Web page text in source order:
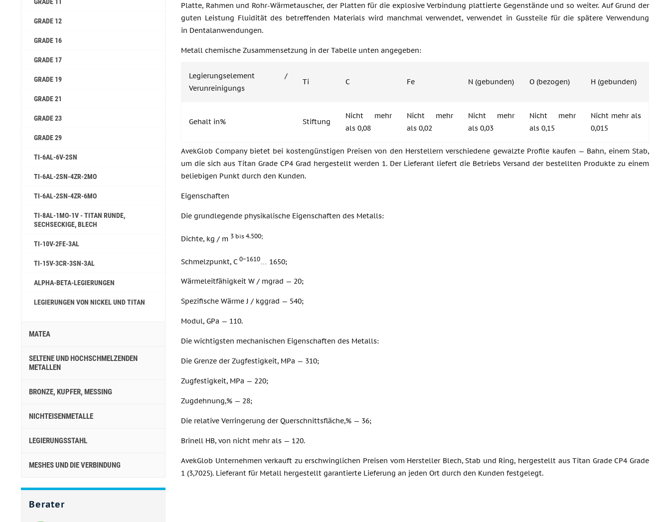
GRADE 12
GRADE 16
GRADE 17
GRADE 19
GRADE 21
GRADE 23
GRADE 29
TI-6AL-6V-2SN
TI-6AL-2SN-4ZR-2MO
TI-6AL-2SN-4ZR-6MO
TI-8AL-1MO-1V - TITAN RUNDE,
SECHSECKIGE, BLECH
TI-10V-2FE-3AL
TI-15V-3CR-3SN-3AL
ALPHA-BETA-LEGIERUNGEN
LEGIERUNGEN VON NICKEL UND TITAN
MATEA
SELTENE UND HOCHSCHMELZENDEN
METALLEN
BRONZE, KUPFER, MESSING
NICHTEISENMETALLE
LEGIERUNGSSTAHL
MESHES UND DIE VERBINDUNG
Berater
Platte, Rahmen und Rohr-Wärmetauscher, der Platten für die explosive Verbindung plattierte Gegenstände und so weiter. Auf Grund der
guten Leistung Fluidität des betreffenden Materials wird manchmal verwendet, verwendet in Gussteile für die spätere Verwendung
in Dentalanwendungen.
Metall chemische Zusammensetzung in der Tabelle unten angegeben:
Legierungselement /
Verunreinigungs
Ti C Fe N (gebunden) O (bezogen) H (gebunden)
Gehalt in% Stiftung
Nicht mehr
als 0,08
Nicht mehr
als 0,02
Nicht mehr
als 0,03
Nicht mehr
als 0,15
Nicht mehr als
0,015
AvekGlob Company bietet bei kostengünstigen Preisen von den Herstellern verschiedene gewalzte Profile kaufen — Bahn, einem Stab,
um die sich aus Titan Grade CP4 Grad hergestellt werden 1. Der Lieferant liefert die Betriebs Versand der bestellten Produkte zu einem
beliebigen Punkt durch den Kunden.
Eigenschaften
Die grundlegende physikalische Eigenschaften des Metalls:
Dichte, kg / m 3 bis 4.500;
Schmelzpunkt, C 0−1610 … 1650;
Wärmeleitfähigkeit W / mgrad — 20;
Spezifische Wärme J / kggrad — 540;
Modul, GPa — 110.
Die wichtigsten mechanischen Eigenschaften des Metalls:
Die Grenze der Zugfestigkeit, MPa — 310;
Zugfestigkeit, MPa — 220;
Zugdehnung,% — 28;
Die relative Verringerung der Querschnittsfläche,% — 36;
Brinell HB, von nicht mehr als — 120.
AvekGlob Unternehmen verkauft zu erschwinglichen Preisen vom Hersteller Blech, Stab und Ring, hergestellt aus Titan Grade CP4 Grade
1 (3,7025). Lieferant für Metall hergestellt garantierte Lieferung an jeden Ort durch den Kunden festgelegt.